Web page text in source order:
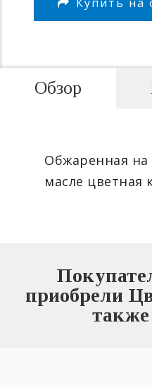
Обзор
Обжаренная на
масле цветная
приобрели